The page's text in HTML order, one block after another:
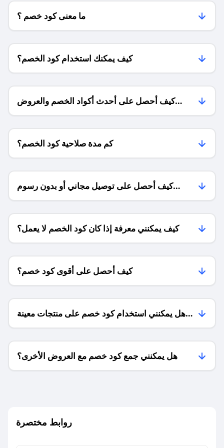
ما معنى كود خصم ؟
كيف يمكنك استخدام كود الخصم؟
كيف أحصل على أحدث أكواد الخصم والعروض
للمتاجر؟
كم مدة صلاحية كود الخصم؟
كيف أحصل على توصيل مجاني أو بدون رسوم
الشحن ؟
كيف يمكنني معرفة إذا كان كود الخصم لا يعمل؟
كيف أحصل على أقوى كود خصم؟
هل يمكنني استخدام كود خصم على منتجات معينة
فقط؟
هل يمكنني جمع كود خصم مع العروض الأخرى؟
روابط مختصرة